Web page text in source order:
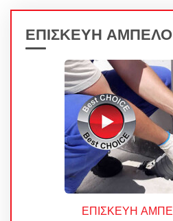
ΕΠΙΣΚΕΥΗ
ΕΠΙΣΚΕΥΗ